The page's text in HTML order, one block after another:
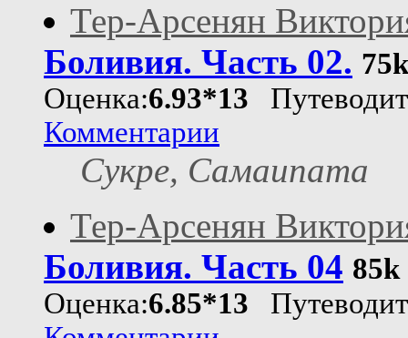
Тер-Арсенян
Боливия. Часть 02. 75k
Оценка:6.93*13
Комментарии
Сукре, Самаипата
Тер-Арсенян
Боливия. Часть 04 85k
Оценка:6.85*13